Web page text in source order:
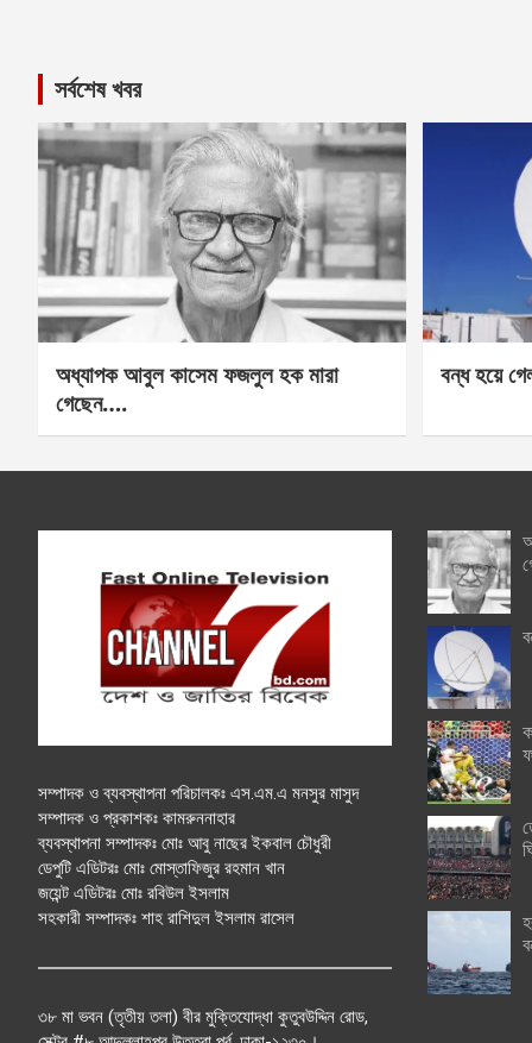
সর্বশেষ খবর
অধ্যাপক আবুল কাসেম ফজলুল হক মারা
গেছেন….
বন্ধ হয়ে
সম্পাদক ও ব্যবস্থাপনা পরিচালকঃ এস.এম.এ মনসুর মাসুদ
সম্পাদক ও প্রকাশকঃ কামরুননাহার
ব্যবস্থাপনা সম্পাদকঃ মোঃ আবু নাছের ইকবাল চৌধুরী
ডেপুটি এডিটরঃ মোঃ মোস্তাফিজুর রহমান খান
জয়েন্ট এডিটরঃ মোঃ রবিউল ইসলাম
সহকারী সম্পাদকঃ শাহ রাশিদুল ইসলাম রাসেল
৩৮ মা ভবন (তৃতীয় তলা) বীর মুক্তিযোদ্ধা কুতুবউদ্দিন রোড,